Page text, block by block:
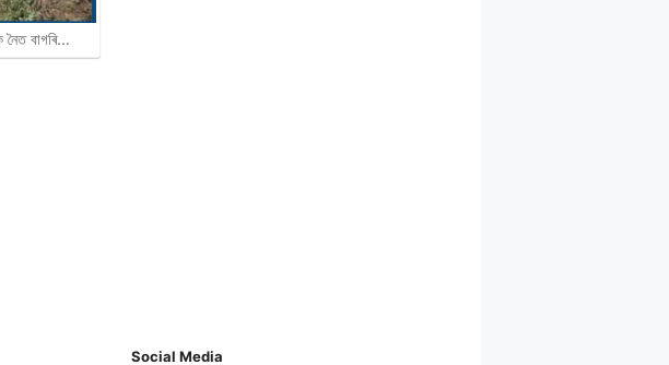
নৈত বাগৰি…
Social Media